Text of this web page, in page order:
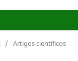
/ Artigos científicos